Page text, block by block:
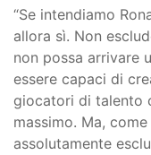
“Se intendiamo
allora sì. Non
non possa arrivare
essere capaci di
giocatori di talento
massimo. Ma,
assolutamente